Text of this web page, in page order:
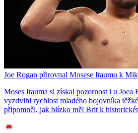
Joe Rogan přirovnal Mosese Itaumu k
Moses Itauma si získal pozornost i u Joea
vyzdvihl rychlost mladého bojovníka
připomněl, jak blízko měl Brit k